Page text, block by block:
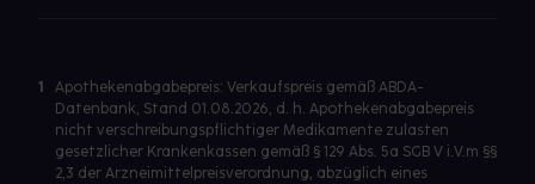
1
Apothekenabgabepreis: Verkaufspreis gemäß ABDA-
Datenbank, Stand 01.08.2026, d. h. Apothekenabgabepreis
nicht verschreibungspflichtiger Medikamente zulasten
gesetzlicher Krankenkassen gemäß § 129 Abs. 5a SGB V i.V.m §§
2,3 der Arzneimittelpreisverordnung, abzüglich eines